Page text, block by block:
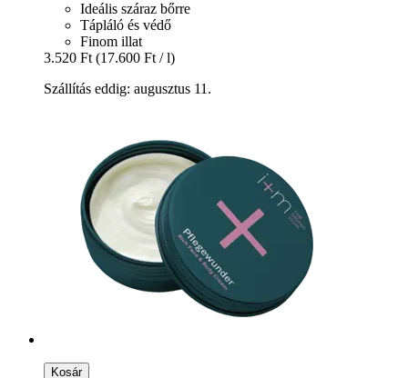
Ideális száraz bőrre
Tápláló és védő
Finom illat
3.520 Ft (17.600 Ft / l)
Szállítás eddig: augusztus 11.
Kosár